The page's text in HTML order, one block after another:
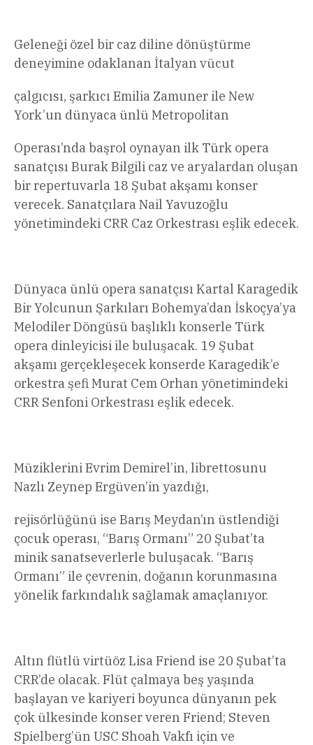
Geleneği özel bir caz diline dönüştürme
deneyimine odaklanan İtalyan vücut
çalgıcısı, şarkıcı Emilia Zamuner ile New
York’un dünyaca ünlü Metropolitan
Operası’nda başrol oynayan ilk Türk opera
sanatçısı Burak Bilgili caz ve aryalardan oluşan
bir repertuvarla 18 Şubat akşamı konser
verecek. Sanatçılara Nail Yavuzoğlu
yönetimindeki CRR Caz Orkestrası eşlik edecek.
Dünyaca ünlü opera sanatçısı Kartal Karagedik
Bir Yolcunun Şarkıları Bohemya’dan İskoçya’ya
Melodiler Döngüsü başlıklı konserle Türk
opera dinleyicisi ile buluşacak. 19 Şubat
akşamı gerçekleşecek konserde Karagedik’e
orkestra şefi Murat Cem Orhan yönetimindeki
CRR Senfoni Orkestrası eşlik edecek.
Müziklerini Evrim Demirel’in, librettosunu
Nazlı Zeynep Ergüven’in yazdığı,
rejisörlüğünü ise Barış Meydan’ın üstlendiği
çocuk operası, “Barış Ormanı” 20 Şubat’ta
minik sanatseverlerle buluşacak. “Barış
Ormanı” ile çevrenin, doğanın korunmasına
yönelik farkındalık sağlamak amaçlanıyor.
Altın flütlü virtüöz Lisa Friend ise 20 Şubat’ta
CRR’de olacak. Flüt çalmaya beş yaşında
başlayan ve kariyeri boyunca dünyanın pek
çok ülkesinde konser veren Friend; Steven
Spielberg’ün USC Shoah Vakfı için ve